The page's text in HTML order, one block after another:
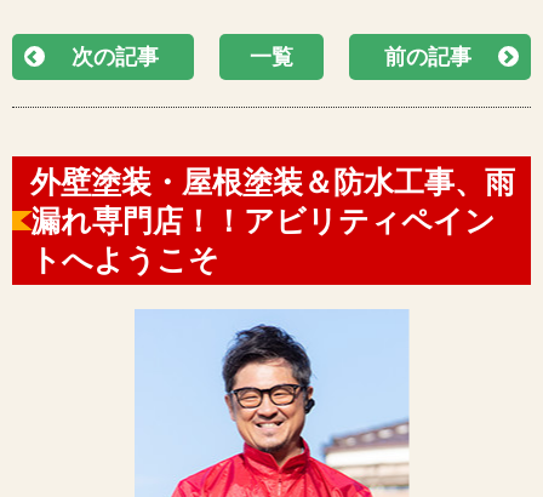
次の記事 一覧 前の記事
外壁塗装・屋根塗装＆防水工事、雨
漏れ専門店！！アビリティペイン
トへようこそ